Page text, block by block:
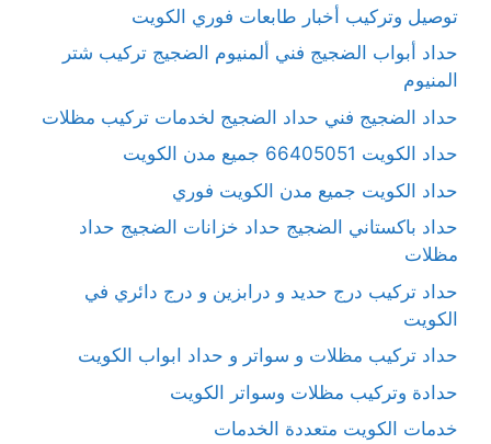
توصيل وتركيب أخبار طابعات فوري الكويت
حداد أبواب الضجيج فني ألمنيوم الضجيج تركيب شتر
المنيوم
حداد الضجيج فني حداد الضجيج لخدمات تركيب مظلات
حداد الكويت 66405051 جميع مدن الكويت
حداد الكويت جميع مدن الكويت فوري
حداد باكستاني الضجيج حداد خزانات الضجيج حداد
مظلات
حداد تركيب درج حديد و درابزين و درج دائري في
الكويت
حداد تركيب مظلات و سواتر و حداد ابواب الكويت
حدادة وتركيب مظلات وسواتر الكويت
خدمات الكويت متعددة الخدمات